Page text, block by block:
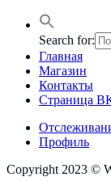
Search for:
Главная
Магазин
Контакты
Страница
Профиль
Copyright 2023 ©